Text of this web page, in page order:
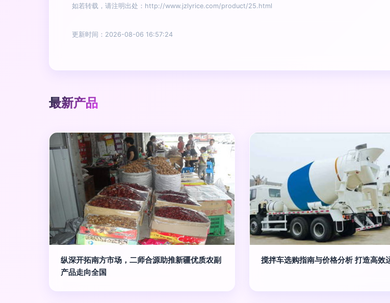
如若转载，请注明出处：http://www.jzlyrice.com/product/25.html
更新时间：2026-08-06 16:57:24
最新产品
纵深开拓南方市场，二师合源助推新疆优质农副
产品走向全国
搅拌车选购指南与价格分析 打造高效